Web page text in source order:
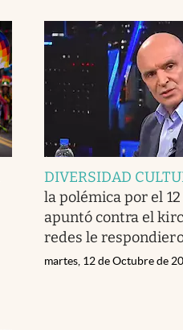
DIVERSIDAD
la polémica por el
apuntó contra el
redes le
martes, 12 de Octubre de